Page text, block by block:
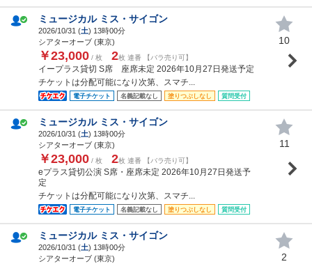
ミュージカル ミス・サイゴン
2026/10/31 (土) 13時00分
シアターオーブ (東京)
￥23,000 / 枚 2枚 連番 【バラ売り可】
イープラス貸切 S席 座席未定 2026年10月27日発送予定
チケットは分配可能になり次第、スマチ...
電子チケット 名義記載なし 塗りつぶしなし 質問受付
10
ミュージカル ミス・サイゴン
2026/10/31 (土) 13時00分
シアターオーブ (東京)
￥23,000 / 枚 2枚 連番 【バラ売り可】
eプラス貸切公演 S席・座席未定 2026年10月27日発送予
定
チケットは分配可能になり次第、スマチ...
電子チケット 名義記載なし 塗りつぶしなし 質問受付
11
ミュージカル ミス・サイゴン
2026/10/31 (土) 13時00分
シアターオーブ (東京)
2